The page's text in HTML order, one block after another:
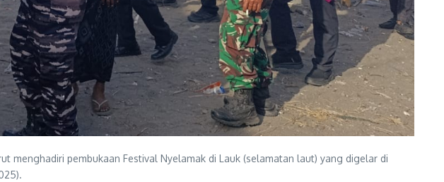
menghadiri pembukaan Festival Nyelamak di Lauk (selamatan laut) yang digelar di